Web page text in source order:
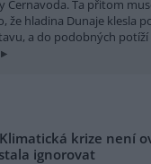
Cernavoda. Ta přitom
že hladina Dunaje klesla
a do podobných potíží
krize není
ignorovat